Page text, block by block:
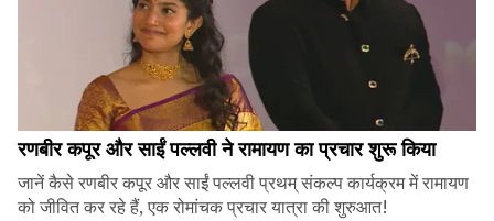
रणबीर कपूर और साईं पल्लवी ने रामायण का प्रचार शुरू किया
जानें कैसे रणबीर कपूर और साईं पल्लवी प्रथम् संकल्प कार्यक्रम में रामायण
को जीवित कर रहे हैं, एक रोमांचक प्रचार यात्रा की शुरुआत!